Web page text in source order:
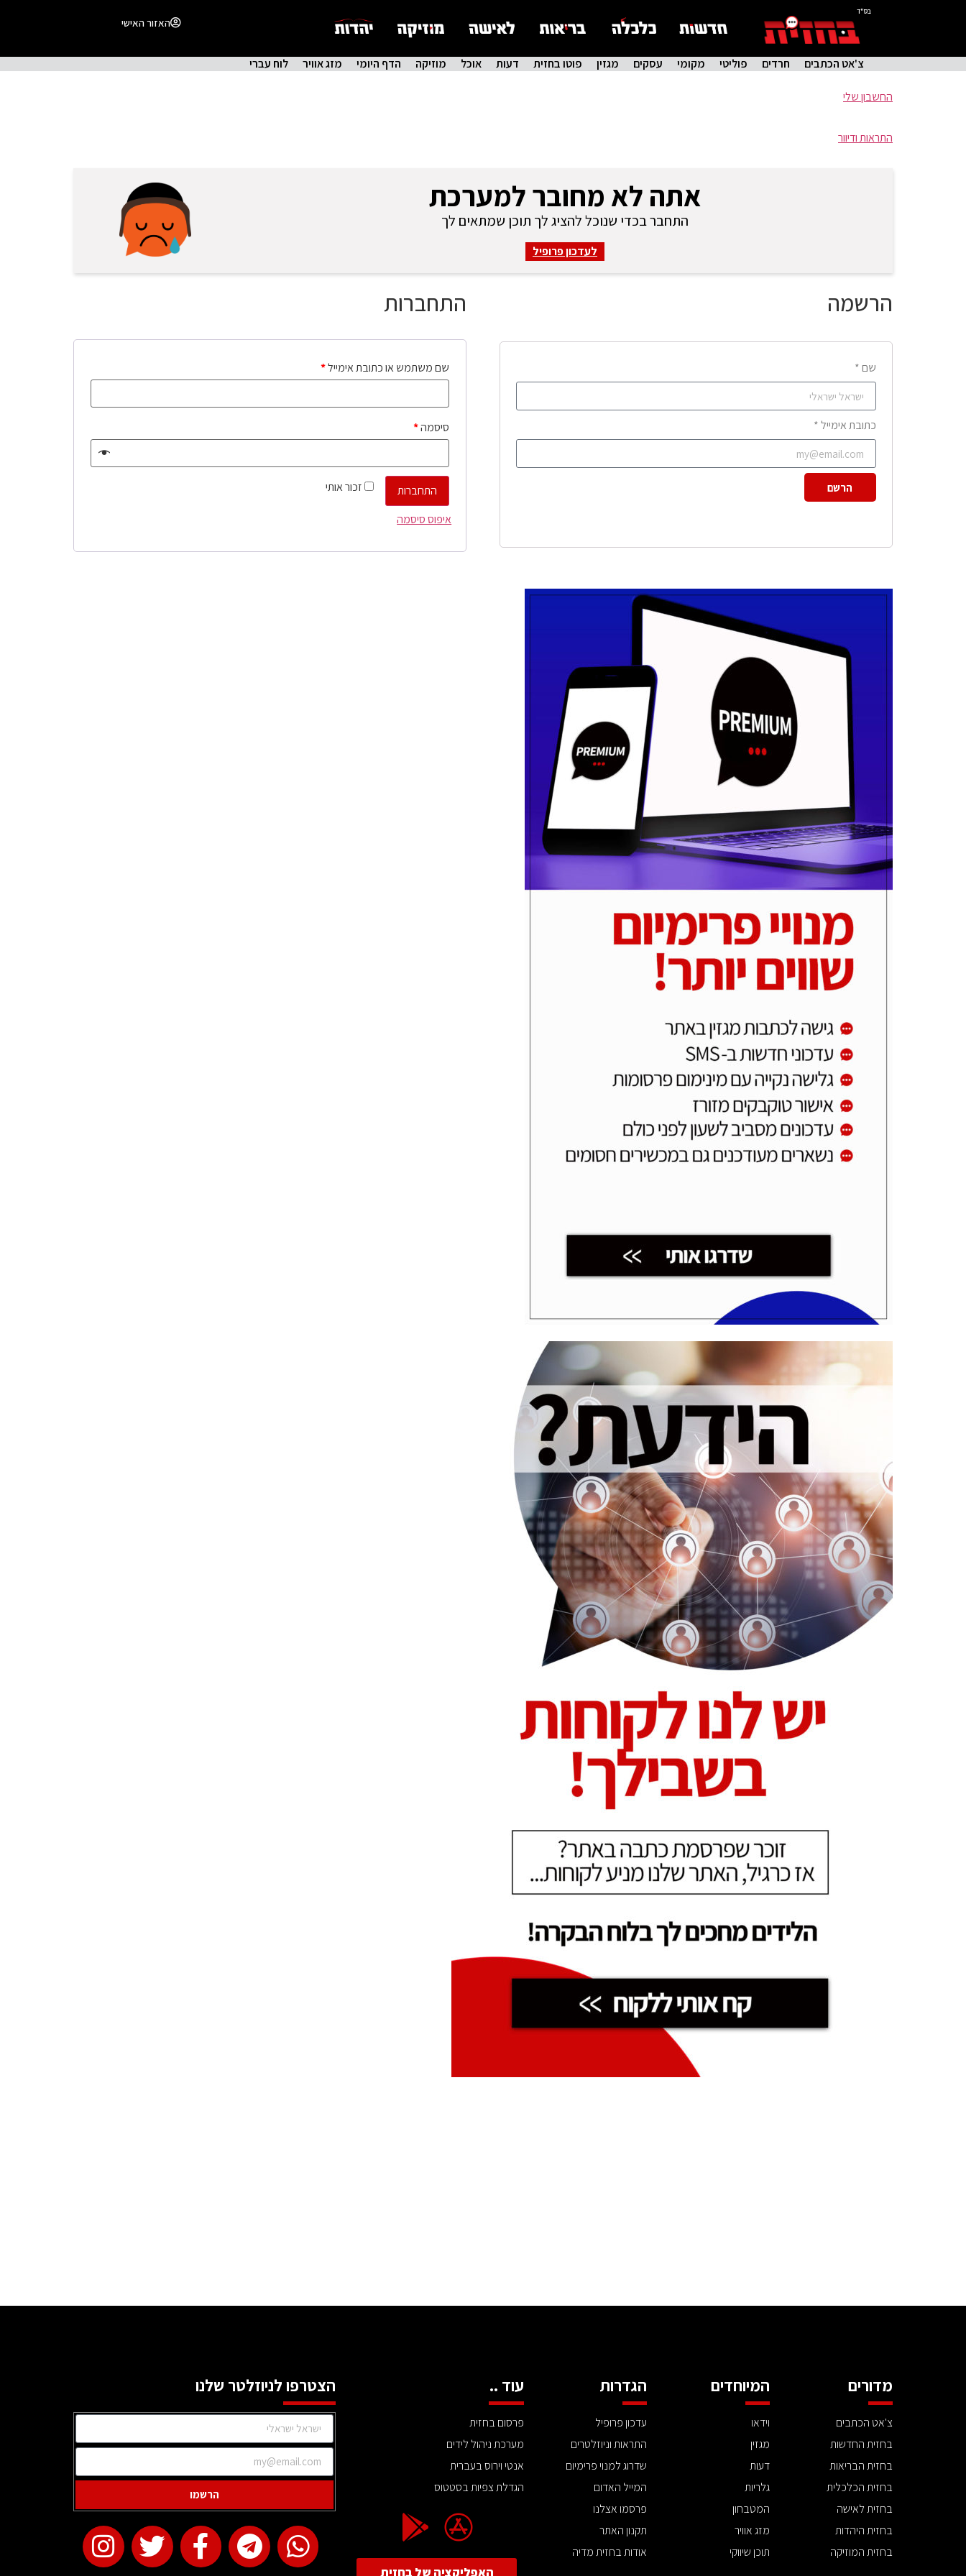
בס"ד
האזור האישי
צ'אט הכתבים חרדים פוליטי מקומי עסקים מגזין פוטו בחזית דעות אוכל מוזיקה הדף היומי מזג אוויר לוח עברי
החשבון שלי
התראות ודיוור
אתה לא מחובר למערכת
התחבר בכדי שנוכל להציג לך תוכן שמתאים לך
לעדכון פרופיל
התחברות
שם משתמש או כתובת אימייל*
סיסמה*
זכור אותי
התחברות
איפוס סיסמה
הרשמה
שם *
כתובת אימייל *
הרשם
מדורים
צ'אט הכתבים
בחזית החדשות
בחזית הבריאות
בחזית הכלכלית
בחזית לאישה
בחזית היהדות
בחזית המוזיקה
המיוחדים
וידאו
מגזין
דעות
גלריות
המטבחון
מזג אוויר
תוכן שיווקי
הגדרות
עדכון פרופיל
התראות וניוזלטרים
שדרוג למנוי פרימיום
המייל האדום
פרסמו אצלנו
תקנון האתר
אודות בחזית מדיה
עוד ..
פרסום בחזית
מערכת ניהול לידים
אנטי וירוס בעברית
הגדלת צפיות בסטטוס
האפליקציה של בחזית
הצטרפו לניוזלטר שלנו
הרשמו